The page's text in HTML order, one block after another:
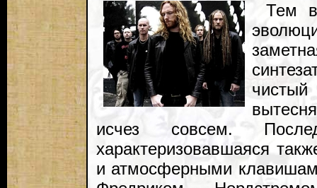
Тем
исчез совсем.
характеризовавшаяся
и атмосферными